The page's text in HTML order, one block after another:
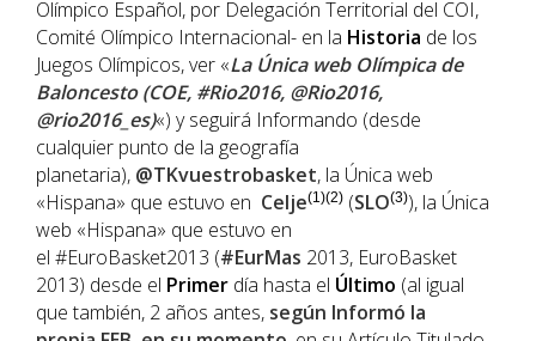
Olímpico Español, por Delegación Territorial del COI,
Comité Olímpico Internacional- en la Historia de los
Juegos Olímpicos, ver «La Única web Olímpica de
Baloncesto (COE, #Rio2016, @Rio2016,
@rio2016_es)«) y seguirá Informando (desde
cualquier punto de la geografía
planetaria), @TKvuestrobasket, la Única web
«Hispana» que estuvo en Celje(1)(2) (SLO(3)), la Única
web «Hispana» que estuvo en
el #EuroBasket2013 (#EurMas 2013, EuroBasket
2013) desde el Primer día hasta el Último (al igual
que también, 2 años antes, según Informó la